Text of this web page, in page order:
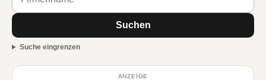
Suchen
Suche eingrenzen
ANZEIGE